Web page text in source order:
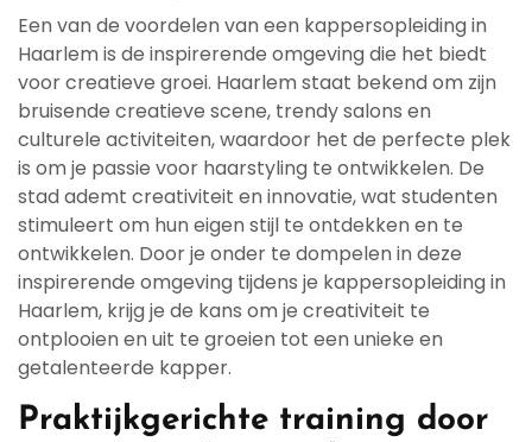
Een van de voordelen van een kappersopleiding in
Haarlem is de inspirerende omgeving die het biedt
voor creatieve groei. Haarlem staat bekend om zijn
bruisende creatieve scene, trendy salons en
culturele activiteiten, waardoor het de perfecte plek
is om je passie voor haarstyling te ontwikkelen. De
stad ademt creativiteit en innovatie, wat studenten
stimuleert om hun eigen stijl te ontdekken en te
ontwikkelen. Door je onder te dompelen in deze
inspirerende omgeving tijdens je kappersopleiding in
Haarlem, krijg je de kans om je creativiteit te
ontplooien en uit te groeien tot een unieke en
getalenteerde kapper.
Praktijkgerichte training door